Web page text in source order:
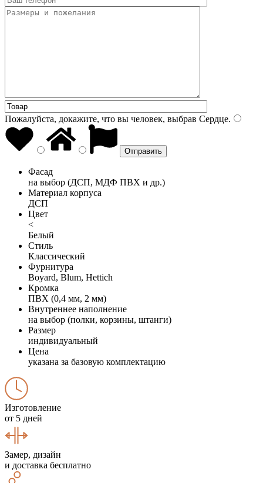
Пожалуйста, докажите, что вы человек, выбрав Сердце.
Фасад
на выбор (ДСП, МДФ ПВХ и др.)
Материал корпуса
ДСП
Цвет
<
Белый
Стиль
Классический
Фурнитура
Boyard, Blum, Hettich
Кромка
ПВХ (0,4 мм, 2 мм)
Внутреннее наполнение
на выбор (полки, корзины, штанги)
Размер
индивидуальный
Цена
указана за базовую комплектацию
Изготовление
от 5 дней
Замер, дизайн
и доставка бесплатно